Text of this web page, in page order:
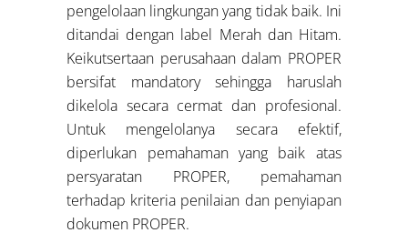
pengelolaan lingkungan yang tidak baik. Ini
ditandai dengan label Merah dan Hitam.
Keikutsertaan perusahaan dalam PROPER
bersifat mandatory sehingga haruslah
dikelola secara cermat dan profesional.
Untuk mengelolanya secara efektif,
diperlukan pemahaman yang baik atas
persyaratan PROPER, pemahaman
terhadap kriteria penilaian dan penyiapan
dokumen PROPER.